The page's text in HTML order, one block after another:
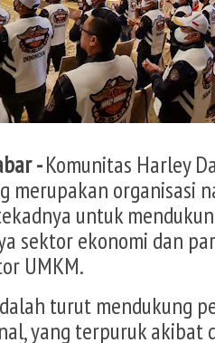
-Komunitas Harley
merupakan organisasi
untuk
sektor ekonomi dan
UMKM.
turut mendukung
yang terpuruk akibat